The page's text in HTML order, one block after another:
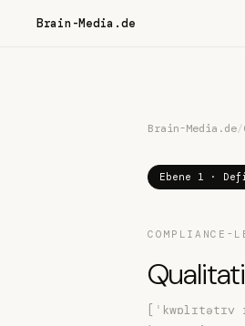
Brain-Media.de
Brain-Media.de/
Ebene 1 ·
COMPLIANCE-